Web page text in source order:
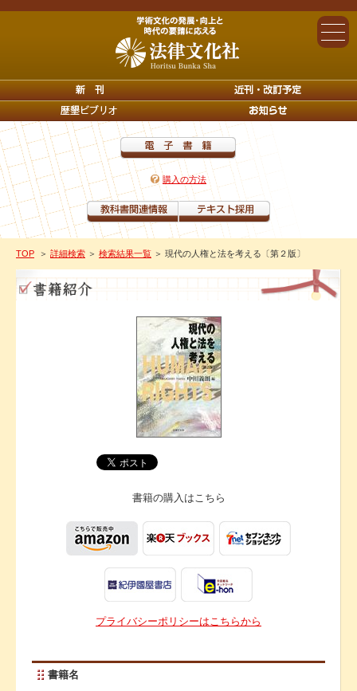
購入の方法
TOP ＞ 詳細検索 ＞ 検索結果一覧 ＞ 現代の人権と法を考える〔第２版〕
書籍の購入はこちら
プライバシーポリシーはこちらから
書籍名